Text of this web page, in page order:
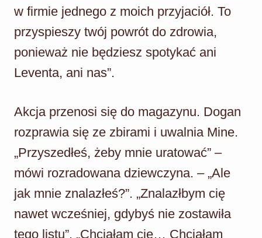
w firmie jednego z moich przyjaciół. To
przyspieszy twój powrót do zdrowia,
ponieważ nie będziesz spotykać ani
Leventa, ani nas”.
Akcja przenosi się do magazynu. Dogan
rozprawia się ze zbirami i uwalnia Mine.
„Przyszedłeś, żeby mnie uratować” –
mówi rozradowana dziewczyna. – „Ale
jak mnie znalazłeś?”. „Znalazłbym cię
nawet wcześniej, gdybyś nie zostawiła
tego listu”. „Chciałam cię… Chciałam